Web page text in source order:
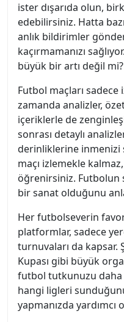
ister dışarıda olun,
edebilirsiniz. Hatta
anlık bildirimler
kaçırmamanızı
büyük bir artı değil mi?
Futbol maçları sadece
zamanda analizler,
içeriklerle de
sonrası detaylı
derinliklerine inmenizi
maçı izlemekle
öğrenirsiniz. Futbolun
bir sanat olduğunu
Her futbolseverin
platformlar, sadece
turnuvaları da kapsar.
Kupası gibi büyük
futbol tutkunuzu daha
hangi ligleri
yapmanızda yardımcı